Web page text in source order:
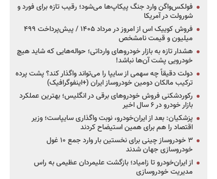
فولکس‌واگن وارد جنگ پیکاپ‌ها می‌شود؛ رقیب تازه برای فورد و
شورولت در آمریکا
فروش کوییک اس از امروز در مرداد ۱۴۰۵ / پیش‌پرداخت ۴۹۹
میلیون و قیمت نامشخص
هشدار تازه به بازار خودروهای وارداتی؛ حواله‌هایی که شاید هیچ
خودرویی پشت آن‌ها نباشد!
دولت دقیقاً چه سهمی از سایپا را می‌تواند واگذار کند؟ پشت پرده
ترکیب مالکان دومین خودروساز ایران (+اینفوگرافیک)
رکوردشکنی فروش خودروهای برقی در انگلیس؛ بهترین عملکرد
بازار خودرو در ۶ سال اخیر
پزشکیان: بعد از ایران‌خودرو، نوبت واگذاری سایپاست؛ وزیر
اقتصاد را هم برای همین استیضاح کردند
۳ خودروساز چینی برای نخستین بار وارد جمع ۱۰ غول
خودروسازی جهان شدند
از ایران‌خودرو تا زامیاد؛ بازگشت علیمردان عظیمی به راس
مدیریت خودروسازی